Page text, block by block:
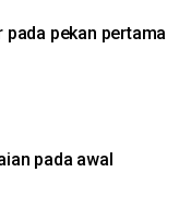
pada pekan pertama
pada awal